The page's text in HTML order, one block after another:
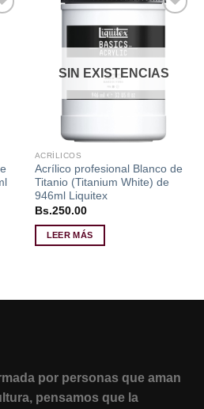
Añadir
lista de
deseos
SIN EXISTENCIAS
ACRÍLICOS
Acrílico profesional Blanco de
Titanio (Titanium White) de
946ml Liquitex
Bs.250.00
LEER MÁS
por personas que aman
pensamos que la